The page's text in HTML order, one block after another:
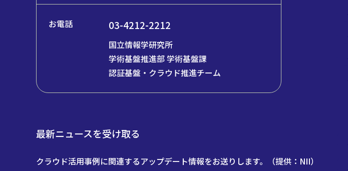
お電話 03-4212-2212
国立情報学研究所
学術基盤推進部 学術基盤課
認証基盤・クラウド推進チーム
最新ニュースを受け取る
クラウド活用事例に関連するアップデート情報をお送りします。（提供：NII）